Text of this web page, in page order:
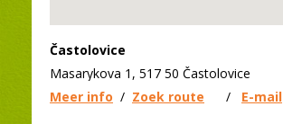
Častolovice
Masarykova 1, 517 50 Častolovice
Meer info / Zoek route / E-mail